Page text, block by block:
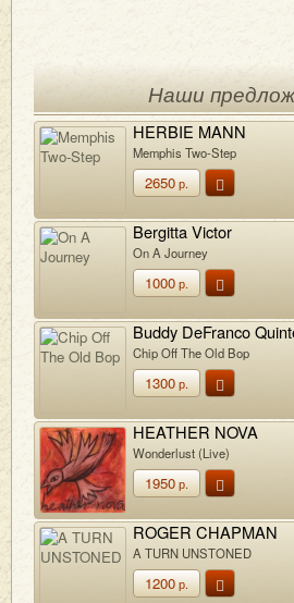
Наши
HERBIE MANN
Memphis Two-Step
2650р.
Bergitta Victor
On A Journey
1000р.
Buddy DeFranco
Chip Off The Old Bop
1300р.
HEATHER NOVA
Wonderlust (Live)
1950р.
ROGER CHAPMAN
A TURN UNSTONED
1200р.